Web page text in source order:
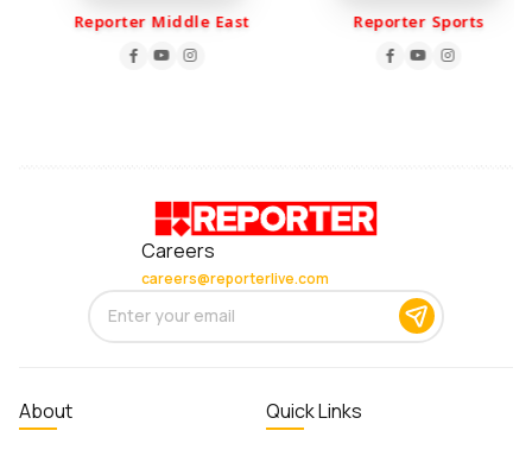
Reporter Middle East Reporter Sports
Careers
careers@reporterlive.com
About Quick Links